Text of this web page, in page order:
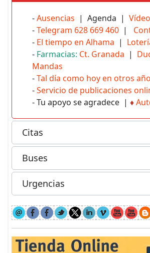
-Ausencias | Agenda |
-Telegram 628 669 460 |
- El tiempo en Alhama |
- Farmacias: Ct. Granada |
Mandas
-Tal día como hoy en otros
-Servicio de publicaciones
- Tu apoyo se agradece | ♦
Citas
Buses
Urgencias